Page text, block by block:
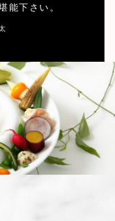
能下さい。